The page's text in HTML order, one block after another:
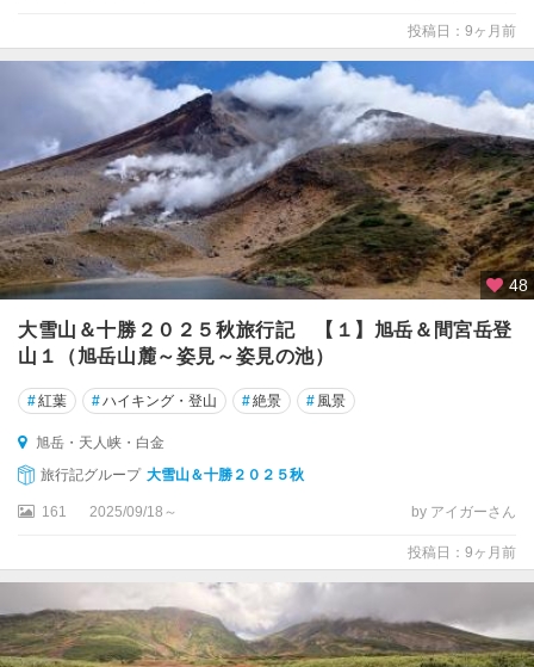
投稿日：9ヶ月前
48
大雪山＆十勝２０２５秋旅行記 【１】旭岳＆間宮岳登
山１（旭岳山麓～姿見～姿見の池）
#紅葉 #ハイキング・登山 #絶景 # 風景
旭岳・天人峡・白金
旅行記グループ 大雪山＆十勝２０２５秋
161 2025/09/18～ by アイガーさん
投稿日：9ヶ月前